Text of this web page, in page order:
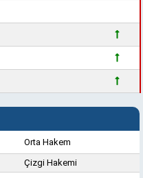
Orta Hakem
Çizgi Hakemi